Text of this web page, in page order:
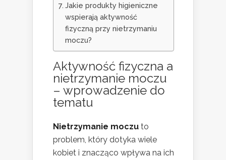
Jakie produkty higieniczne
wspierają aktywność
fizyczną przy nietrzymaniu
moczu?
Aktywność fizyczna a
nietrzymanie moczu
– wprowadzenie do
tematu
Nietrzymanie moczu to
problem, który dotyka wiele
kobiet i znacząco wpływa na ich